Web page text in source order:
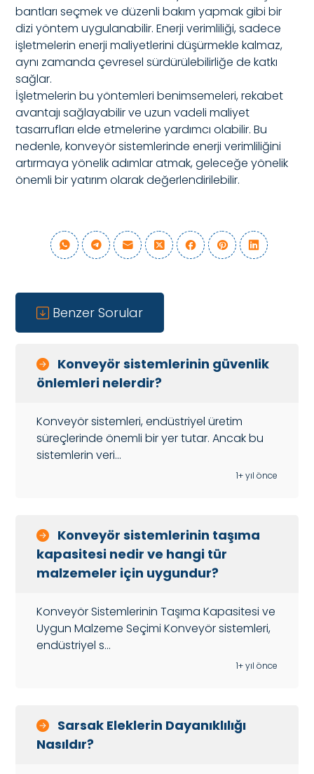
bantları seçmek ve düzenli bakım yapmak gibi bir
dizi yöntem uygulanabilir. Enerji verimliliği, sadece
işletmelerin enerji maliyetlerini düşürmekle kalmaz,
aynı zamanda çevresel sürdürülebilirliğe de katkı
sağlar.
İşletmelerin bu yöntemleri benimsemeleri, rekabet
avantajı sağlayabilir ve uzun vadeli maliyet
tasarrufları elde etmelerine yardımcı olabilir. Bu
nedenle, konveyör sistemlerinde enerji verimliliğini
artırmaya yönelik adımlar atmak, geleceğe yönelik
önemli bir yatırım olarak değerlendirilebilir.
Benzer Sorular
Konveyör sistemlerinin güvenlik
önlemleri nelerdir?
Konveyör sistemleri, endüstriyel üretim
süreçlerinde önemli bir yer tutar. Ancak bu
sistemlerin veri...
1+ yıl önce
Konveyör sistemlerinin taşıma
kapasitesi nedir ve hangi tür
malzemeler için uygundur?
Konveyör Sistemlerinin Taşıma Kapasitesi ve
Uygun Malzeme Seçimi Konveyör sistemleri,
endüstriyel s...
1+ yıl önce
Sarsak Eleklerin Dayanıklılığı
Nasıldır?